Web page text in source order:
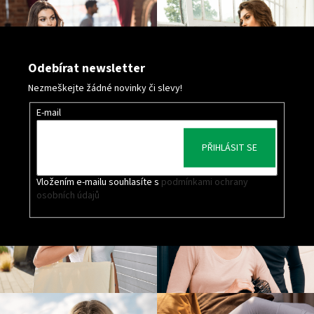
Odebírat newsletter
Nezmeškejte žádné novinky či slevy!
E-mail
Vložením e-mailu souhlasíte s podmínkami ochrany
osobních údajů
PŘIHLÁSIT SE